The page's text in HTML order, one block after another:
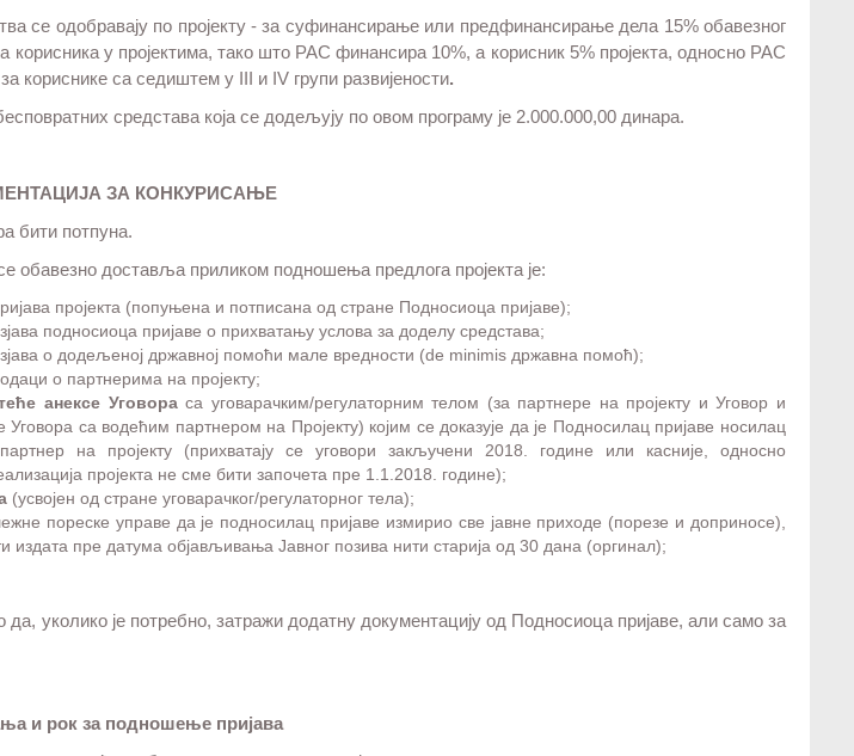
се одобравају по пројекту - за суфинансирање или предфинансирање дела 15% обавезног
корисника у пројектима, тако што РАС финансира 10%, а корисник 5% пројекта, односно РАС
кориснике са седиштем у III и IV групи развијености.
средстава која се додељују по овом програму је 2.000.000,00 динара.
ЗА КОНКУРИСАЊЕ
бити потпуна.
обавезно доставља приликом подношења предлога пројекта је:
пројекта (попуњена и потписана од стране Подносиоца пријаве);
подносиоца пријаве о прихватању услова за доделу средстава;
о додељеној државној помоћи мале вредности (de minimis државна помоћ);
о партнерима на пројекту;
анексе Уговораса уговарачким/регулаторним телом (за партнере на пројекту и Уговор и
Уговора са водећим партнером на Пројекту) којим се доказује да је Подносилац пријаве носилац
на пројекту (прихватају се уговори закључени 2018. године или касније, односно
пројекта не сме бити започета пре 1.1.2018. године);
(усвојен од стране уговарачког/регулаторног тела);
пореске управе да је подносилац пријаве измирио све јавне приходе (порезе и доприносе),
издата пре датума објављивања Јавног позива нити старија од 30 дана (оргинал);
уколико је потребно, затражи додатну документацију од Подносиоца пријаве, али само за
и рок за подношење пријава